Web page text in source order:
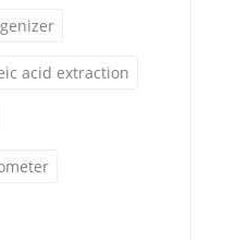
acid extraction